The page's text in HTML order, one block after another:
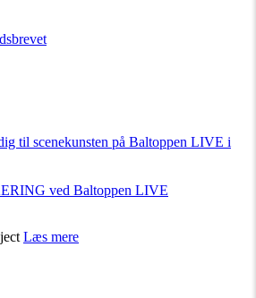
til scenekunsten på Baltoppen LIVE i
ved Baltoppen LIVE
Læs mere